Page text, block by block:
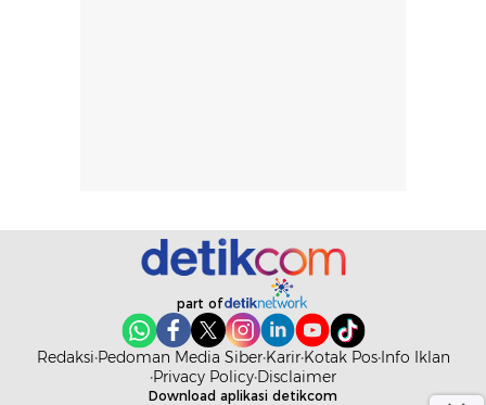
part of
RedaksiPedoman Media SiberKarirKotak PosInfo Iklan
Privacy Policy Disclaimer
Download aplikasi detikcom